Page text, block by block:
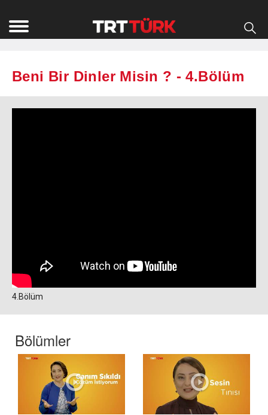
Beni Bir Dinler Misin ? - 4.Bölüm
4.Bölüm
Bölümler